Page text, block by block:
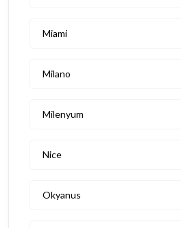
Miami
Milano
Milenyum
Nice
Okyanus